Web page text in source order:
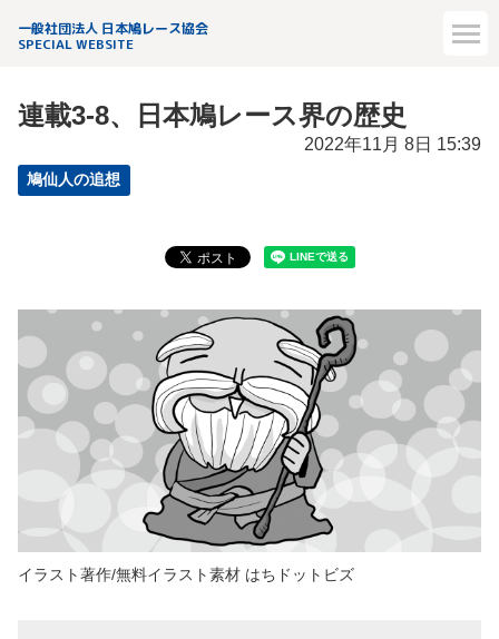
一般社団法人 日本鳩レース協会
SPECIAL WEBSITE
連載3-8、日本鳩レース界の歴史
2022年11月 8日 15:39
鳩仙人の追想
イラスト著作/無料イラスト素材 はちドットビズ